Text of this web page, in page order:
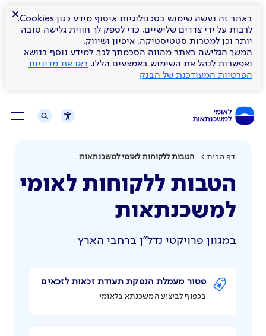
באתר זה נעשה שימוש בטכנולוגיות איסוף מידע כגון Cookies,
לרבות על ידי צדדים שלישיים, כדי לספק לך חווית גלישה טובה
יותר וכן למטרות סטטיסטיקה, איפיון ושיווק.
המשך הגלישה באתר מהווה הסכמתך לכך. למידע נוסף בנושא
ואפשרות לנהל את השימוש באמצעים הללו, ראו את מדיניות
הפרטיות המעודכנת של הבנק
×
דף הבית הטבות ללקוחות לאומי למשכנתאות
הטבות ללקוחות לאומי
למשכנתאות
במגוון פרויקטי נדל"ן ברחבי הארץ
פטור מעמלת הנפקתתעודת זכאות לזכאים
בכפוף לביצוע המשכנתא בלאומי